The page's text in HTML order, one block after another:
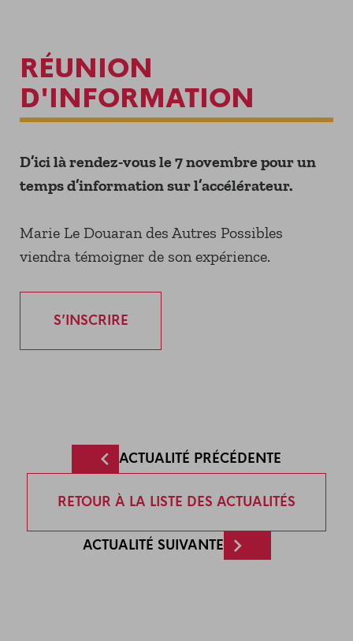
RÉUNION
D'INFORMATION
D’ici là rendez-vous le 7 novembre pour un
temps d’information sur l’accélérateur.
Marie Le Douaran des Autres Possibles
viendra témoigner de son expérience.
S’INSCRIRE
ACTUALITÉ PRÉCÉDENTE
RETOUR À LA LISTE DES ACTUALITÉS
ACTUALITÉ SUIVANTE